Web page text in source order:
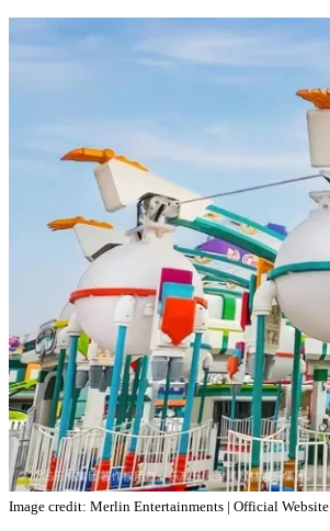
Image credit: Merlin Entertainments | Official Website